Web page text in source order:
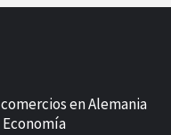
en Alemania